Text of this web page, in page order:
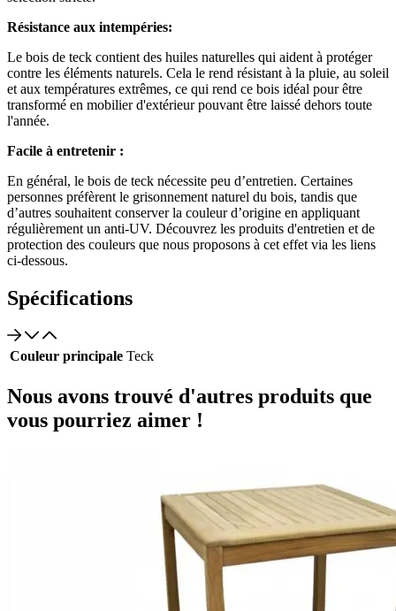
Résistance aux intempéries:
Le bois de teck contient des huiles naturelles qui aident à protéger
contre les éléments naturels. Cela le rend résistant à la pluie, au soleil
et aux températures extrêmes, ce qui rend ce bois idéal pour être
transformé en mobilier d'extérieur pouvant être laissé dehors toute
l'année.
Facile à entretenir :
En général, le bois de teck nécessite peu d’entretien. Certaines
personnes préfèrent le grisonnement naturel du bois, tandis que
d’autres souhaitent conserver la couleur d’origine en appliquant
régulièrement un anti-UV. Découvrez les produits d'entretien et de
protection des couleurs que nous proposons à cet effet via les liens
ci-dessous.
Spécifications
Couleur principale Teck
Nous avons trouvé d'autres produits que
vous pourriez aimer !